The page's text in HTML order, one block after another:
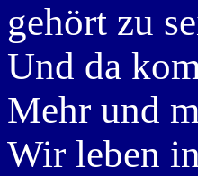
gehört zu
Und da
Mehr und
Wir leben